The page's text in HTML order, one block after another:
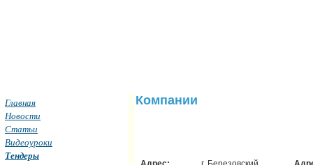
Компании
Главная
Новости
Статьи
Видеоуроки
Тендеры